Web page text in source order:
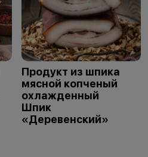
Продукт из шпика
мясной копченый
охлажденный
Шпик
«Деревенский»